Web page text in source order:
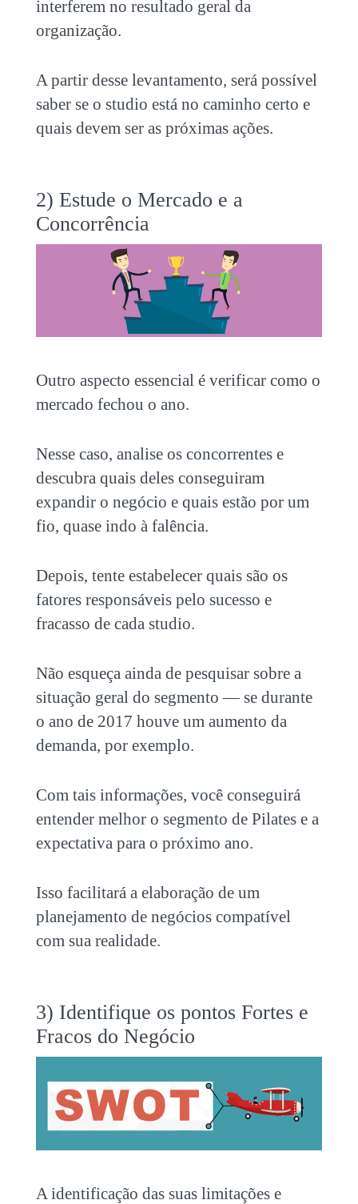
interferem no resultado geral da
organização.
A partir desse levantamento, será possível
saber se o studio está no caminho certo e
quais devem ser as próximas ações.
2) Estude o Mercado e a
Concorrência
Outro aspecto essencial é verificar como o
mercado fechou o ano.
Nesse caso, analise os concorrentes e
descubra quais deles conseguiram
expandir o negócio e quais estão por um
fio, quase indo à falência.
Depois, tente estabelecer quais são os
fatores responsáveis pelo sucesso e
fracasso de cada studio.
Não esqueça ainda de pesquisar sobre a
situação geral do segmento — se durante
o ano de 2017 houve um aumento da
demanda, por exemplo.
Com tais informações, você conseguirá
entender melhor o segmento de Pilates e a
expectativa para o próximo ano.
Isso facilitará a elaboração de um
planejamento de negócios compatível
com sua realidade.
3) Identifique os pontos Fortes e
Fracos do Negócio
A identificação das suas limitações e